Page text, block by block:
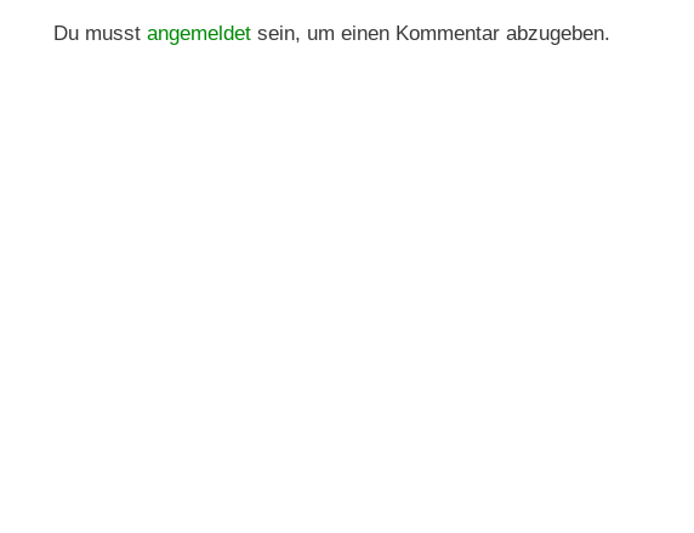
Du musst angemeldet sein, um einen Kommentar abzugeben.